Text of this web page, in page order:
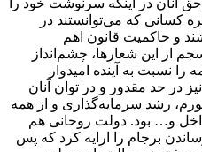
کسانی که می‌توانستند در
و حاکمیت قانون اهم
از این شعارها، چشم‌انداز
نسبت به آینده امیدوار
در حد مقدور و در توان آنان
رشد سرمایه‌گذاری و از همه
و… بود. دولت روحانی هم
برجام را ارایه کرد که پس